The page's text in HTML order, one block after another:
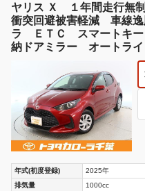
ヤリス Ｘ １年間走行無
衝突回避被害軽減 車線
ラ ＥＴＣ スマートキ
納ドアミラー オートラ
年式(初度登録) 2025年
排気量
1000cc